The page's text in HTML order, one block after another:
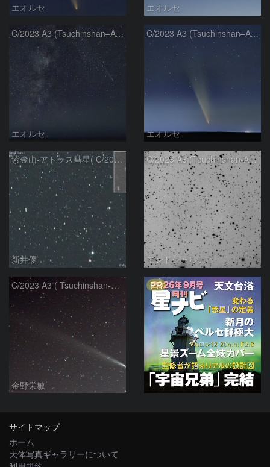
エオルセ エオルセ
C/2023 A3 (Tsuchinshan–ATLAS)と天の川
エオルセ
C/2023 A3 (Tsuchinshan–ATLAS)
エオルセ
紫金山-アトラス彗星( C/2023A3 )：2025/09/16
新井優
C/2023 A3 (Tsuchinshan-ATLAS)
モンドシャルナ
C/2023 A3 ( Tsuchinshan-ATLAS )
金野栄敏
PR
サイトマップ
ホーム
天体写真ギャラリーについて